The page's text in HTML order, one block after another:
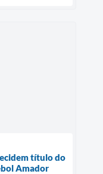
título do
Amador